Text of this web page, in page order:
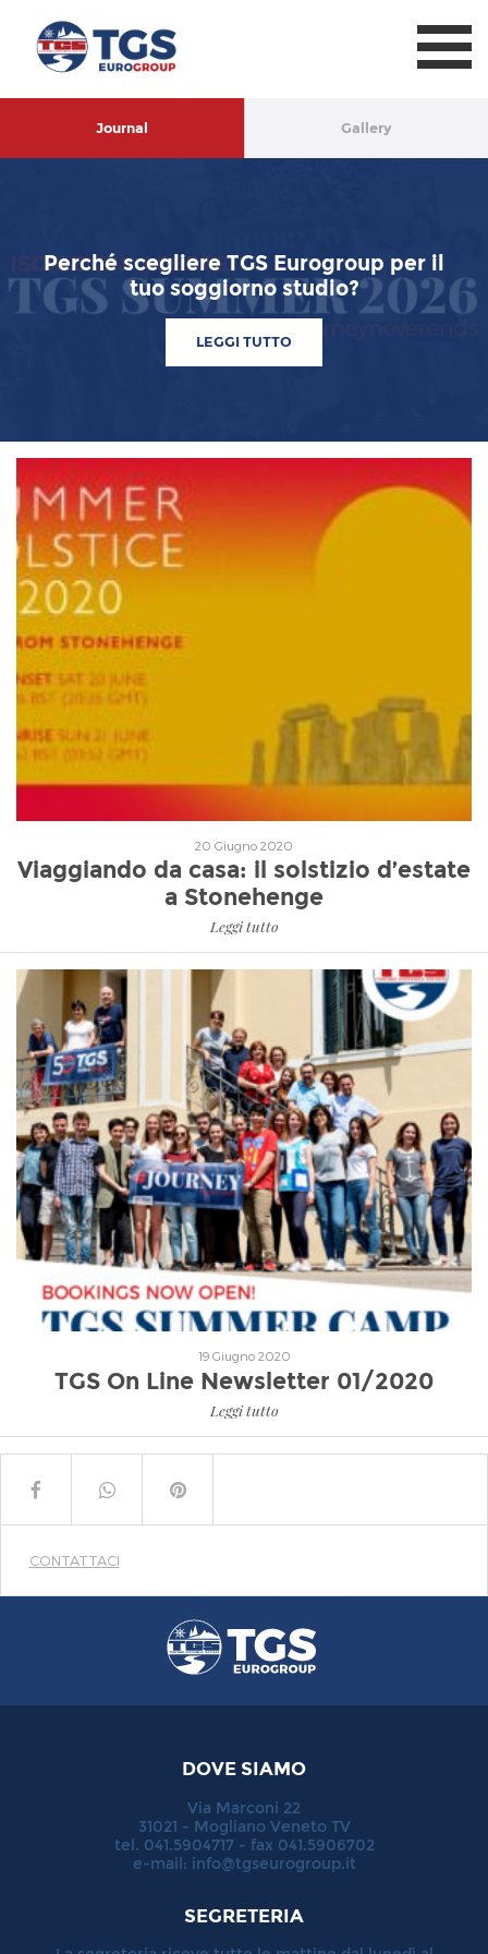
Journal Gallery
Perché scegliere TGS Eurogroup per il
tuo soggiorno studio?
LEGGI TUTTO
20 Giugno 2020
Viaggiando da casa: il solstizio d’estate
a Stonehenge
Leggi tutto
Leggi tutto
19 Giugno 2020
TGS On Line Newsletter 01/2020
Leggi tutto
CONTATTACI
DOVE SIAMO
Via Marconi 22
31021 - Mogliano Veneto TV
tel. 041.5904717 - fax 041.5906702
e-mail: info@tgseurogroup.it
SEGRETERIA